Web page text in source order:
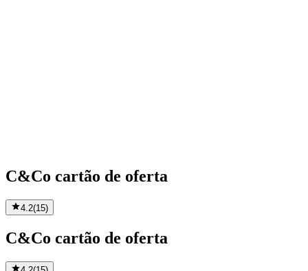
C&Co cartão de oferta
4.2(15)
C&Co cartão de oferta